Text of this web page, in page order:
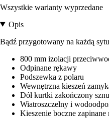
Wszystkie warianty wyprzedane
Opis
Bądź przygotowany na każdą
800 mm izolacji
Odpinane rękawy
Podszewka z polaru
Wewnętrzna kieszeń
Dół kurtki zakończony
Wiatroszczelny i
Kieszenie boczne